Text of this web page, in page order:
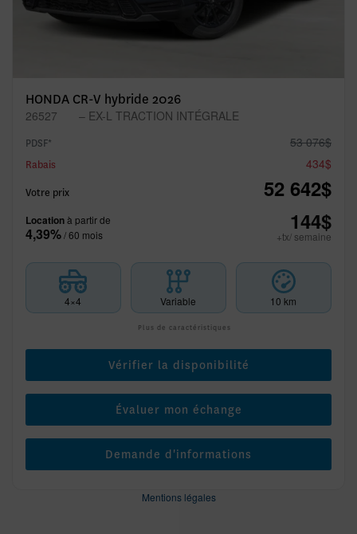
HONDA CR-V hybride 2026
26527 – EX-L TRACTION INTÉGRALE
PDSF* 53 076$
Rabais 434$
Votre prix 52 642$
Locationà partir de
4,39%/ 60 mois 144$
+tx/ semaine
4×4 Variable 10 km
Plus de caractéristiques
Vérifier la disponibilité
Évaluer mon échange
Demande d'informations
Mentions légales